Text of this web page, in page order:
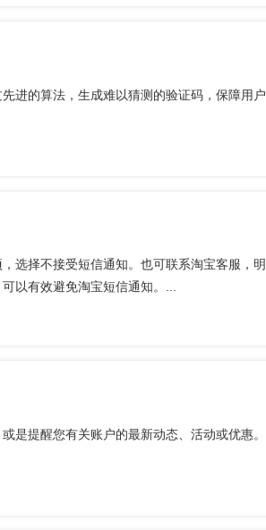
进的算法，生成难以猜测的验证码，保障用户
选择不接受短信通知。也可联系淘宝客服，明
以有效避免淘宝短信通知。...
是提醒您有关账户的最新动态、活动或优惠。